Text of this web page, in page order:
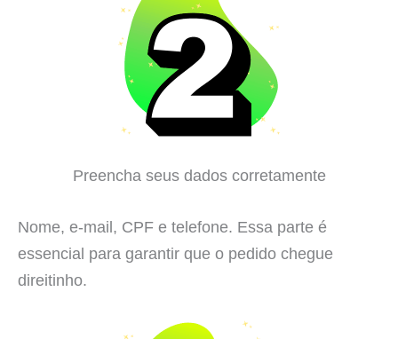
Preencha seus dados corretamente
Nome, e-mail, CPF e telefone. Essa parte é
essencial para garantir que o pedido chegue
direitinho.